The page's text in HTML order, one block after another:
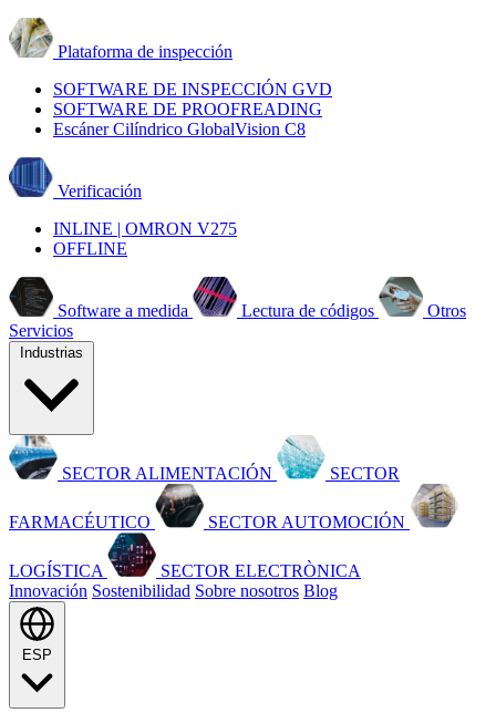
Plataforma de inspección
SOFTWARE DE INSPECCIÓN GVD
SOFTWARE DE PROOFREADING
Escáner Cilíndrico GlobalVision C8
Verificación
INLINE | OMRON V275
OFFLINE
Software a medida Lectura de códigos
Otros
Servicios
SECTOR ALIMENTACIÓN SECTOR
FARMACÉUTICO SECTOR AUTOMOCIÓN
LOGÍSTICA
SECTOR ELECTRÒNICA
Innovación Sostenibilidad Sobre nosotros Blog